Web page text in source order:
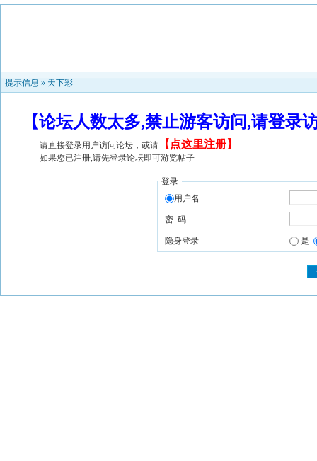
提示信息 » 天下彩
【论坛人数太多,禁止游客访问,请登
请直接登录用户访问论坛，或请 【 点这里注册】
如果您已注册,请先登录论坛即可游览帖子
登录
用户名
密 码
隐身登录 是